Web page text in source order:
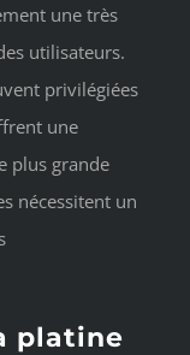
une très
utilisateurs.
privilégiées
une
plus grande
nécessitent un
platine